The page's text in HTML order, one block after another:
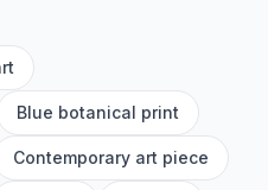
Blue botanical print
Contemporary art piece